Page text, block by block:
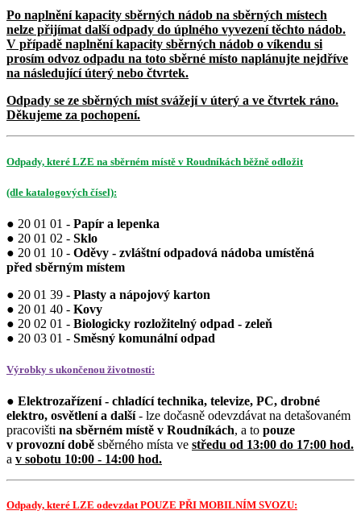
Po naplnění kapacity sběrných nádob na sběrných místech
nelze přijímat další odpady do úplného vyvezení těchto nádob.
V případě naplnění kapacity sběrných nádob o víkendu si
prosím odvoz odpadu na toto sběrné místo naplánujte nejdříve
na následující úterý nebo čtvrtek.
Odpady se ze sběrných míst svážejí v úterý a ve čtvrtek ráno.
Děkujeme za pochopení.
Odpady, které LZE na sběrném místě v Roudníkách běžně odložit
(dle katalogových čísel):
● 20 01 01 - Papír a lepenka
● 20 01 02 - Sklo
● 20 01 10 - Oděvy - zvláštní odpadová nádoba umístěná
před sběrným místem
● 20 01 39 - Plasty a nápojový karton
● 20 01 40 - Kovy
● 20 02 01 - Biologicky rozložitelný odpad - zeleň
● 20 03 01 - Směsný komunální odpad
Výrobky s ukončenou životností:
● Elektrozařízení - chladící technika, televize, PC, drobné
elektro, osvětlení a další- lze dočasně odevzdávat na detašovaném
pracovišti na sběrném místě v Roudníkách, a to pouze
v provozní době sběrného místa ve středu od 13:00 do 17:00 hod.
a v sobotu 10:00 - 14:00 hod.
Odpady, které LZE odevzdat POUZE PŘI MOBILNÍM SVOZU: